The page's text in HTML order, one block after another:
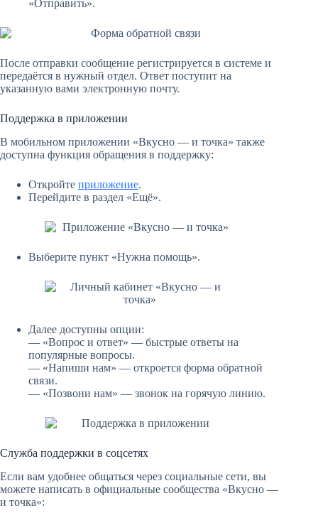
«Отправить».
После отправки сообщение регистрируется в системе и
передаётся в нужный отдел. Ответ поступит на
указанную вами электронную почту.
Поддержка в приложении
В мобильном приложении «Вкусно — и точка» также
доступна функция обращения в поддержку:
Откройте приложение.
Перейдите в раздел «Ещё».
Выберите пункт «Нужна помощь».
Далее доступны опции:
— «Вопрос и ответ» — быстрые ответы на
популярные вопросы.
— «Напиши нам» — откроется форма обратной
связи.
— «Позвони нам» — звонок на горячую линию.
Служба поддержки в соцсетях
Если вам удобнее общаться через социальные сети, вы
можете написать в официальные сообщества «Вкусно —
и точка»: